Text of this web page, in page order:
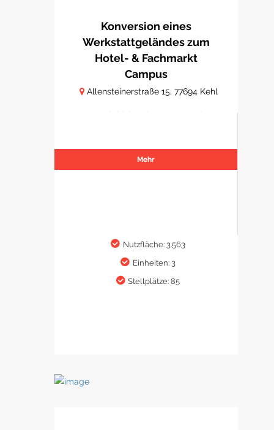
Konversion eines
Werkstattgeländes zum
Hotel- & Fachmarkt
Campus
Allensteinerstraße 15, 77694 Kehl
Hotelobjekt mit Gastro- und
Mehr
Nutzfläche: 3.563
Einheiten: 3
Stellplätze: 85